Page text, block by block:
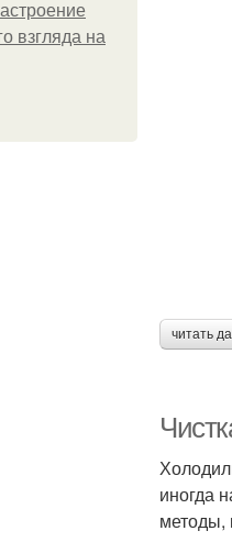
взгляда на
читать
иногда
методы,